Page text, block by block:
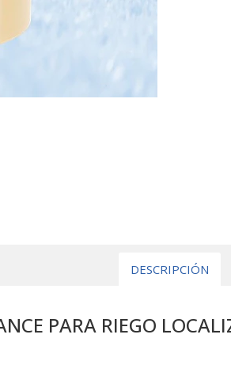
DESCRIPCIÓN
PARA RIEGO